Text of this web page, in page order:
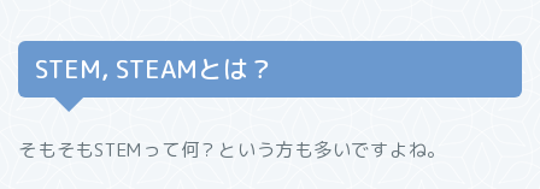
STEM, STEAMとは？
そもそもSTEMって何？という方も多いですよね。